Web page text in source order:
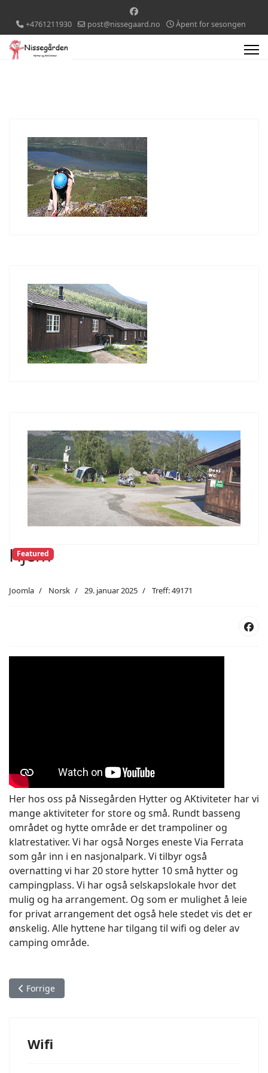
+4761211930 post@nissegaard.no Àpent for sesongen
Hjem
Featured
Joomla Norsk 29. januar 2025 Treff: 49171
Her hos oss på Nissegården Hytter og AKtiviteter har vi
mange aktiviteter for store og små. Rundt basseng
området og hytte område er det trampoliner og
klatrestativer. Vi har også Norges eneste Via Ferrata
som går inn i en nasjonalpark. Vi tilbyr også
overnatting vi har 20 store hytter 10 små hytter og
campingplass. Vi har også selskapslokale hvor det
mulig og ha arrangement. Og som er mulighet å leie
for privat arrangement det også hele stedet vis det er
ønskelig. Alle hyttene har tilgang til wifi og deler av
camping område.
Forrige artikkel: Stor Hytte
Forrige
Wifi